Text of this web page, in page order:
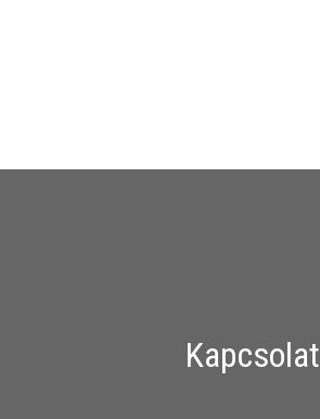
Kapcsolat